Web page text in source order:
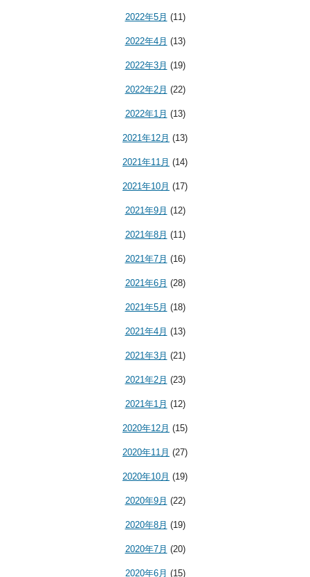
2022年5月 (11)
2022年4月 (13)
2022年3月 (19)
2022年2月 (22)
2022年1月 (13)
2021年12月 (13)
2021年11月 (14)
2021年10月 (17)
2021年9月 (12)
2021年8月 (11)
2021年7月 (16)
2021年6月 (28)
2021年5月 (18)
2021年4月 (13)
2021年3月 (21)
2021年2月 (23)
2021年1月 (12)
2020年12月 (15)
2020年11月 (27)
2020年10月 (19)
2020年9月 (22)
2020年8月 (19)
2020年7月 (20)
2020年6月 (15)